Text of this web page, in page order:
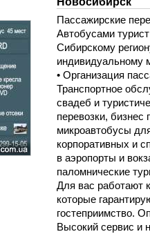
Пассажирские
Автобусами
Сибирскому
индивидуальному
• Организация
Транспортное
свадеб и
перевозки, бизнес
микроавтобусы
корпоративных и
в аэропорты и
паломнические
Для вас работают
которые
гостеприимство.
Высокий сервис и